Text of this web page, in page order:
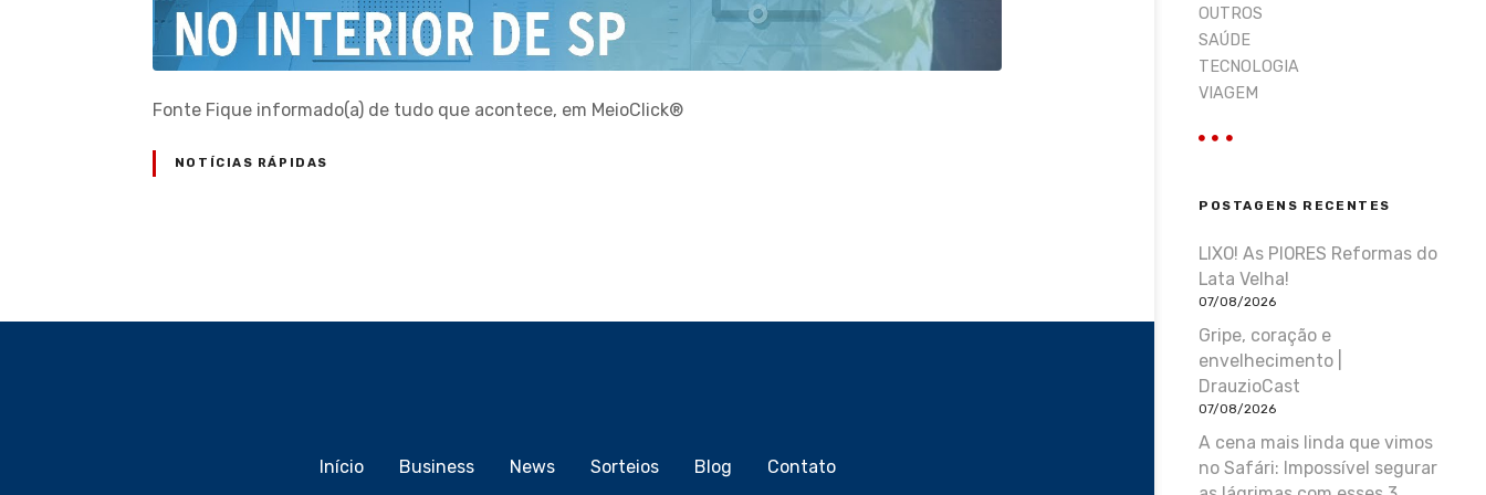
Fonte Fique informado(a) de tudo que acontece, em MeioClick®
NOTÍCIAS RÁPIDAS
a
OUTROS
SAÚDE
TECNOLOGIA
VIAGEM
POSTAGENS RECENTES
LIXO! As PIORES Reformas do
Lata Velha!
07/08/2026
Gripe, coração e
envelhecimento |
DrauzioCast
07/08/2026
A cena mais linda que vimos
no Safári: Impossível segurar
Início Business News Sorteios Blog Contato